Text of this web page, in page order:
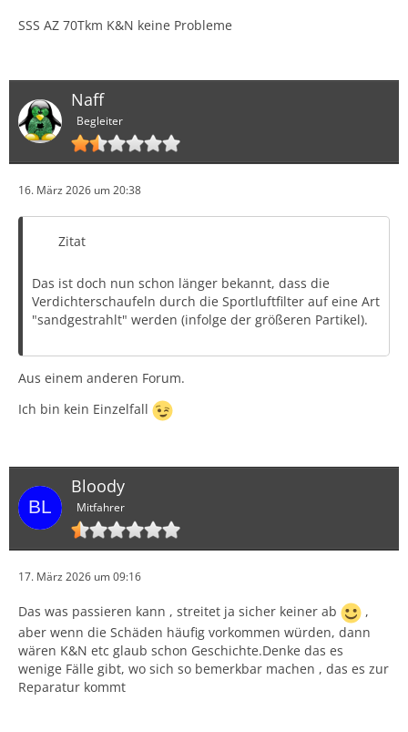
SSS AZ 70Tkm K&N keine Probleme
Naff
Begleiter
16. März 2026 um 20:38
Zitat
Das ist doch nun schon länger bekannt, dass die
Verdichterschaufeln durch die Sportluftfilter auf eine Art
"sandgestrahlt" werden (infolge der größeren Partikel).
Aus einem anderen Forum.
Ich bin kein Einzelfall
Bloody
Mitfahrer
17. März 2026 um 09:16
Das was passieren kann , streitet ja sicher keiner ab
,
aber wenn die Schäden häufig vorkommen würden, dann
wären K&N etc glaub schon Geschichte.Denke das es
wenige Fälle gibt, wo sich so bemerkbar machen , das es zur
Reparatur kommt